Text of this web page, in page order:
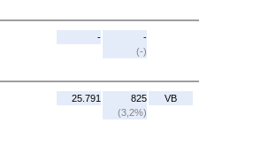
-
-
(-)
25.791
825
(3,2%)
VB